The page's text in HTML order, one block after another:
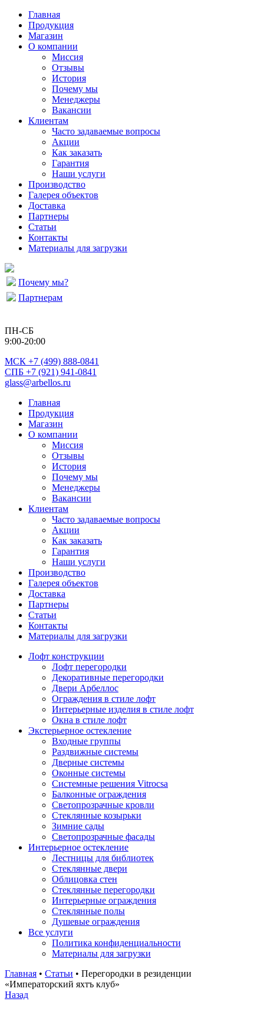
Главная
Продукция
Магазин
О компании
Миссия
Отзывы
История
Почему мы
Менеджеры
Вакансии
Клиентам
Часто задаваемые вопросы
Акции
Как заказать
Гарантия
Наши услуги
Производство
Галерея объектов
Доставка
Партнеры
Статьи
Контакты
Материалы для загрузки
Почему мы?
Партнерам
ПН-СБ
9:00-20:00
МСК +7 (499) 888-0841
СПБ +7 (921) 941-0841
glass@arbellos.ru
Главная
Продукция
Магазин
О компании
Миссия
Отзывы
История
Почему мы
Менеджеры
Вакансии
Клиентам
Часто задаваемые вопросы
Акции
Как заказать
Гарантия
Наши услуги
Производство
Галерея объектов
Доставка
Партнеры
Статьи
Контакты
Материалы для загрузки
Лофт конструкции
Лофт перегородки
Декоративные перегородки
Двери Арбеллос
Ограждения в стиле лофт
Интерьерные изделия в стиле лофт
Окна в стиле лофт
Экстерьерное остекление
Входные группы
Раздвижные системы
Дверные системы
Оконные системы
Системные решения Vitrocsa
Балконные ограждения
Светопрозрачные кровли
Стеклянные козырьки
Зимние сады
Светопрозрачные фасады
Интерьерное остекление
Лестницы для библиотек
Стеклянные двери
Облицовка стен
Стеклянные перегородки
Интерьерные ограждения
Стеклянные полы
Душевые ограждения
Все услуги
Политика конфиденциальности
Материалы для загрузки
Главная • Статьи • Перегородки в резиденции
«Императорский яхтъ клуб»
Назад